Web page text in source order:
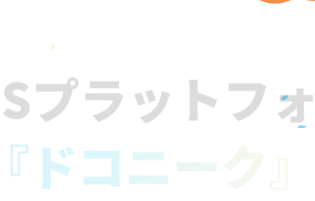
プラットフ
ドコニーク』